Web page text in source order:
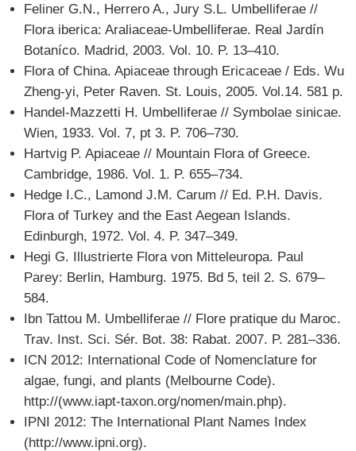
Feliner G.N., Herrero A., Jury S.L. Umbelliferae //
Flora iberica: Araliaceae-Umbelliferae. Real Jardín
Botaníco. Madrid, 2003. Vol. 10. P. 13–410.
Flora of China. Apiaceae through Ericaceae / Еds. Wu
Zheng-yi, Peter Raven. St. Louis, 2005. Vol.14. 581 p.
Handel-Mazzetti H. Umbelliferae // Symbolae sinicae.
Wien, 1933. Vol. 7, pt 3. P. 706–730.
Hartvig P. Apiaceae // Mountain Flora of Greece.
Cambridge, 1986. Vol. 1. P. 655–734.
Hedge I.C., Lamond J.M. Carum // Ed. P.H. Davis.
Flora of Turkey and the East Aegean Islands.
Edinburgh, 1972. Vol. 4. P. 347–349.
Hegi G. Illustrierte Flora von Mitteleuropa. Paul
Parey: Berlin, Hamburg. 1975. Bd 5, teil 2. S. 679–
584.
Ibn Tattou M. Umbelliferae // Flore pratique du Maroc.
Trav. Inst. Sci. Sér. Bot. 38: Rabat. 2007. P. 281–336.
ICN 2012: International Code of Nomenclature for
algae, fungi, and plants (Melbourne Code).
http://(www.iapt-taxon.org/nomen/main.php).
IPNI 2012: The International Plant Names Index
(http://www.ipni.org).